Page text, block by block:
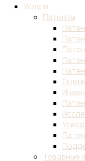
Услуги
Патенты
Товарные